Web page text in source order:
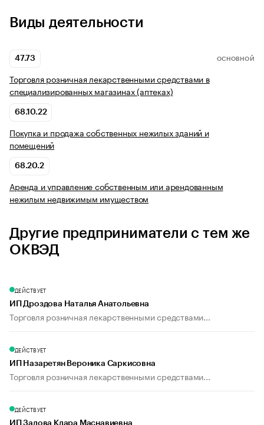
Виды деятельности
47.73 ОСНОВНОЙ
Торговля розничная лекарственными средствами в
специализированных магазинах (аптеках)
68.10.22
Покупка и продажа собственных нежилых зданий и
помещений
68.20.2
Аренда и управление собственным или арендованным
нежилым недвижимым имуществом
Другие предприниматели с тем же
ОКВЭД
ДЕЙСТВУЕТ
ИП Дроздова Наталья Анатольевна
Торговля розничная лекарственными средствами...
ДЕЙСТВУЕТ
ИП Назаретян Вероника Саркисовна
Торговля розничная лекарственными средствами...
ДЕЙСТВУЕТ